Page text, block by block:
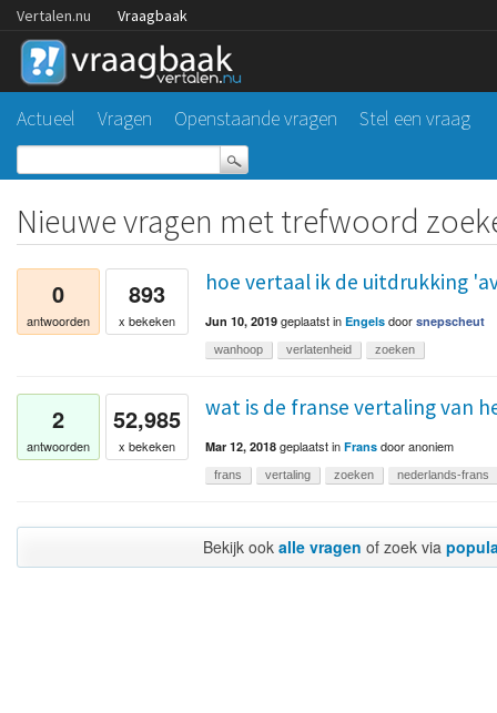
Vertalen.nu Vraagbaak
Actueel Vragen Openstaande vragen Stel een vraag
Nieuwe vragen met trefwoord
0
antwoorden
893
x bekeken
hoe vertaal ik de uitdrukking
Jun 10, 2019 geplaatstin Engels door snepscheut
wanhoop verlatenheid zoeken
2
antwoorden
52,985
x bekeken
wat is de franse vertaling van
Mar 12, 2018 geplaatstin Frans dooranoniem
frans vertaling zoeken nederlands-frans
Bekijk ook alle vragen of zoek via